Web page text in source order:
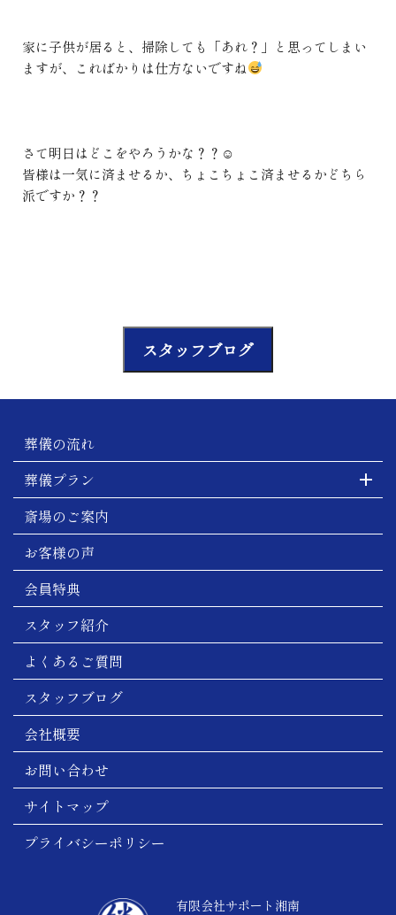
家に子供が居ると、掃除しても「あれ？」と思ってしまい
ますが、こればかりは仕方ないですね
さて明日はどこをやろうかな？？☺
皆様は一気に済ませるか、ちょこちょこ済ませるかどちら
派ですか？？
スタッフブログ
葬儀の流れ
葬儀プラン
斎場のご案内
お客様の声
会員特典
スタッフ紹介
よくあるご質問
スタッフブログ
会社概要
お問い合わせ
サイトマップ
プライバシーポリシー
有限会社サポート湘南